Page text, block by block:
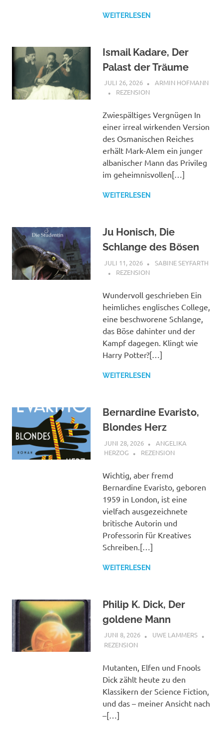
WEITERLESEN
Ismail Kadare, Der
Palast der Träume
JULI 26, 2026
ARMIN HOFMANN
REZENSION
Zwiespältiges Vergnügen In
einer irreal wirkenden Version
des Osmanischen Reiches
erhält Mark-Alem ein junger
albanischer Mann das Privileg
im geheimnisvollen[…]
WEITERLESEN
Ju Honisch, Die
Schlange des Bösen
JULI 11, 2026
SABINE SEYFARTH
REZENSION
Wundervoll geschrieben Ein
heimliches englisches College,
eine beschworene Schlange,
das Böse dahinter und der
Kampf dagegen. Klingt wie
Harry Potter?[…]
WEITERLESEN
Bernardine Evaristo,
Blondes Herz
JUNI 28, 2026
ANGELIKA
HERZOG
REZENSION
Wichtig, aber fremd
Bernardine Evaristo, geboren
1959 in London, ist eine
vielfach ausgezeichnete
britische Autorin und
Professorin für Kreatives
Schreiben.[…]
WEITERLESEN
Philip K. Dick, Der
goldene Mann
JUNI 8, 2026
UWE LAMMERS
REZENSION
Mutanten, Elfen und Fnools
Dick zählt heute zu den
Klassikern der Science Fiction,
und das – meiner Ansicht nach
–[…]